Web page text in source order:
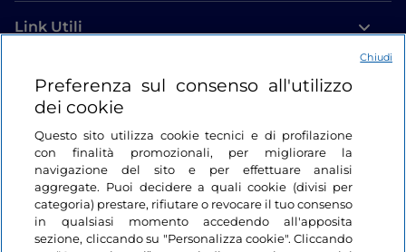
Link Utili
Login
Restiamo in contatto
Preferenza sul consenso all'utilizzo
dei cookie
Questo sito utilizza cookie tecnici e di profilazione
con finalità promozionali, per migliorare la
navigazione del sito e per effettuare analisi
aggregate. Puoi decidere a quali cookie (divisi per
categoria) prestare, rifiutare o revocare il tuo consenso
in qualsiasi momento accedendo all'apposita
sezione, cliccando su "Personalizza cookie". Cliccando
Chiudi